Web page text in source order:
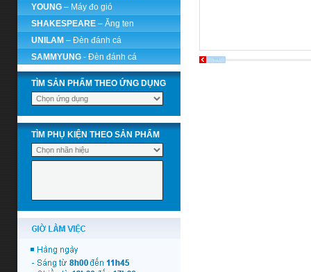
YOUNG – Máy đo gió
SHAKESPEARE – Ăng ten
UNILAM – Đèn đánh cá
SAMMYUNG - Đèn đánh cá
TÌM SẢN PHẨM THEO ỨNG DỤNG
TÌM PHỤ KIỆN THEO SẢN PHẨM